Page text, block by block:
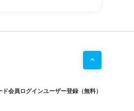
ド会員ログインユーザー登録（無料）